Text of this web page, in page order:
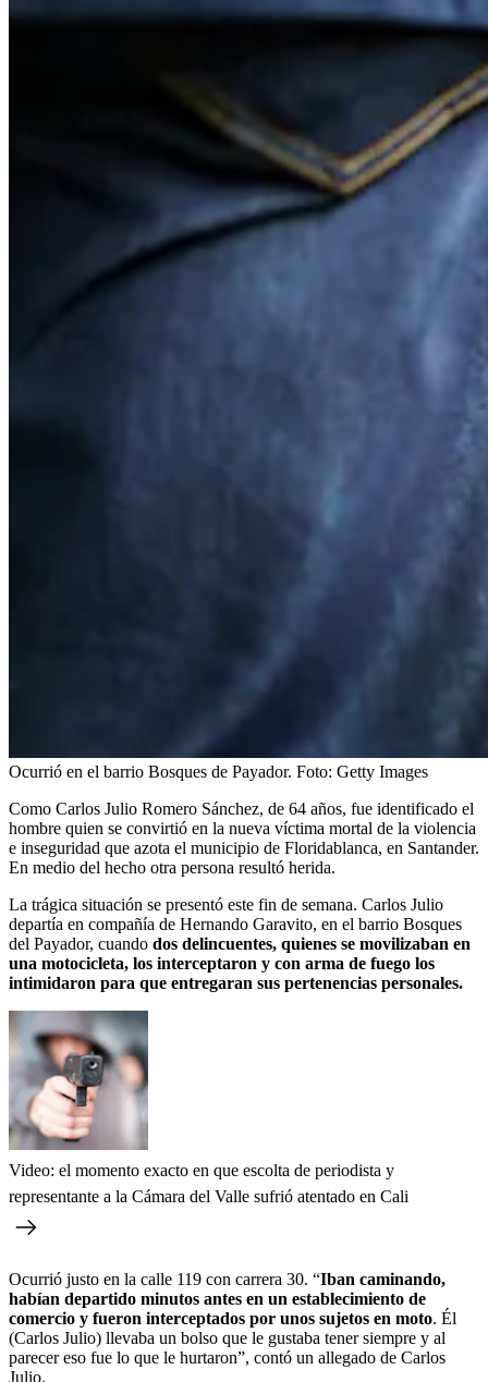
Ocurrió en el barrio Bosques de Payador. Foto: Getty Images
Como Carlos Julio Romero Sánchez, de 64 años, fue identificado el
hombre quien se convirtió en la nueva víctima mortal de la violencia
e inseguridad que azota el municipio de Floridablanca, en Santander.
En medio del hecho otra persona resultó herida.
La trágica situación se presentó este fin de semana. Carlos Julio
departía en compañía de Hernando Garavito, en el barrio Bosques
del Payador, cuando dos delincuentes, quienes se movilizaban en
una motocicleta, los interceptaron y con arma de fuego los
intimidaron para que entregaran sus pertenencias personales.
Video: el momento exacto en que escolta de periodista y
representante a la Cámara del Valle sufrió atentado en Cali
Ocurrió justo en la calle 119 con carrera 30. “Iban caminando,
habían departido minutos antes en un establecimiento de
comercio y fueron interceptados por unos sujetos en moto. Él
(Carlos Julio) llevaba un bolso que le gustaba tener siempre y al
parecer eso fue lo que le hurtaron”, contó un allegado de Carlos
Julio.